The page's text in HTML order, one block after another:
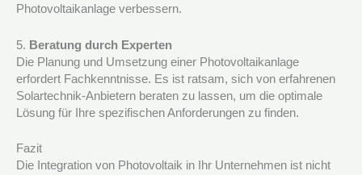
Photovoltaikanlage verbessern.
5. Beratung durch Experten
Die Planung und Umsetzung einer Photovoltaikanlage
erfordert Fachkenntnisse. Es ist ratsam, sich von erfahrenen
Solartechnik-Anbietern beraten zu lassen, um die optimale
Lösung für Ihre spezifischen Anforderungen zu finden.
Fazit
Die Integration von Photovoltaik in Ihr Unternehmen ist nicht